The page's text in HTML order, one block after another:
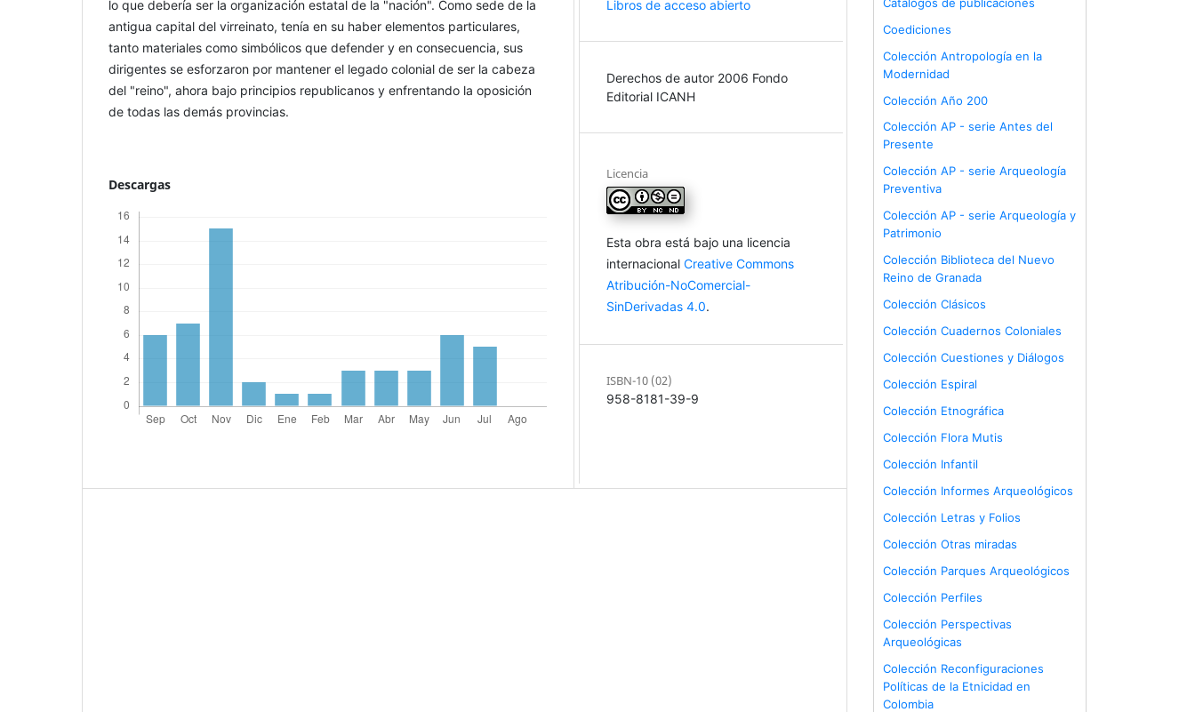
lo que debería ser la organización estatal de la "nación". Como sede de la
antigua capital del virreinato, tenía en su haber elementos particulares,
tanto materiales como simbólicos que defender y en consecuencia, sus
dirigentes se esforzaron por mantener el legado colonial de ser la cabeza
del "reino", ahora bajo principios republicanos y enfrentando la oposición
de todas las demás provincias.
Descargas
Libros de acceso abierto
Derechos de autor 2006 Fondo
Editorial ICANH
Licencia
Esta obra está bajo una licencia
internacional Creative Commons
Atribución-NoComercial-
SinDerivadas 4.0.
ISBN-10 (02)
958-8181-39-9
Coediciones
Colección Antropología en la
Modernidad
Colección Año 200
Colección AP - serie Antes del
Presente
Colección AP - serie Arqueología
Preventiva
Colección AP - serie Arqueología y
Patrimonio
Colección Biblioteca del Nuevo
Reino de Granada
Colección Clásicos
Colección Cuadernos Coloniales
Colección Cuestiones y Diálogos
Colección Espiral
Colección Etnográfica
Colección Flora Mutis
Colección Infantil
Colección Informes Arqueológicos
Colección Letras y Folios
Colección Otras miradas
Colección Parques Arqueológicos
Colección Perfiles
Colección Perspectivas
Arqueológicas
Colección Reconfiguraciones
Políticas de la Etnicidad en
Colombia